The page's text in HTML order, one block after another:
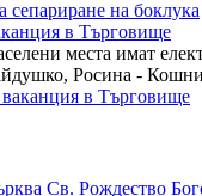
в Търговище
места имат
Росина -